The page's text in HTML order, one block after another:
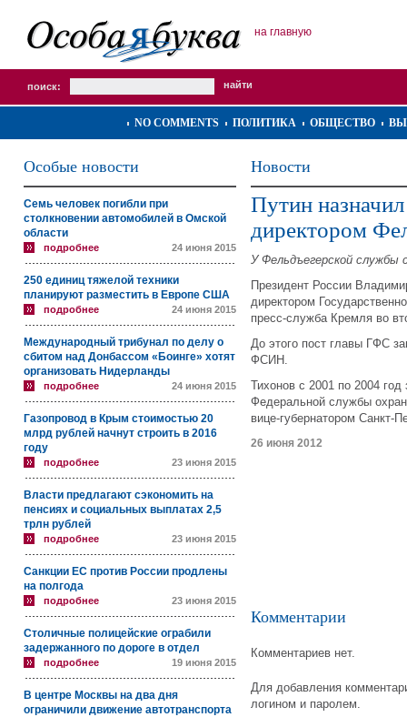
на главную
поиск:
NO COMMENTS ПОЛИТИКА ОБЩЕСТВО
Особые новости
Семь человек погибли при
столкновении автомобилей в Омской
области
подробнее 24 июня 2015
250 единиц тяжелой техники
планируют разместить в Европе США
подробнее 24 июня 2015
Международный трибунал по делу о
сбитом над Донбассом «Боинге» хотят
организовать Нидерланды
подробнее 24 июня 2015
Газопровод в Крым стоимостью 20
млрд рублей начнут строить в 2016
году
подробнее 23 июня 2015
Власти предлагают сэкономить на
пенсиях и социальных выплатах 2,5
трлн рублей
подробнее 23 июня 2015
Санкции ЕС против России продлены
на полгода
подробнее 23 июня 2015
Столичные полицейские ограбили
задержанного по дороге в отдел
подробнее 19 июня 2015
В центре Москвы на два дня
ограничили движение автотранспорта
Новости
Путин
директором
У Фельдъегерской службы
Президент России
директором
пресс-служба Кремля во
До этого пост главы ГФС
ФСИН.
Тихонов с 2001 по 2004 год
Федеральной службы
вице-губернатором Санкт-
26 июня 2012
Комментарии
Комментариев нет.
Для добавления
логином и паролем.